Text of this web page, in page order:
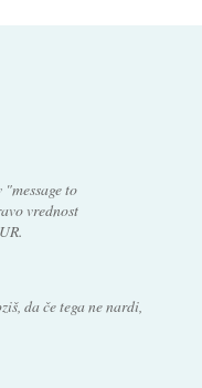
to
vrednost
da če tega ne nardi,